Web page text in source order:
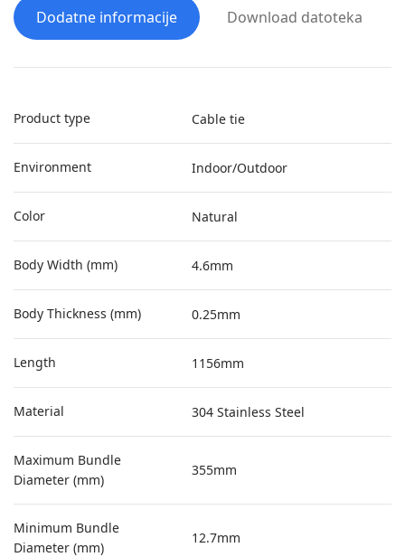
Dodatne informacije Download datoteka
Product type Cable tie
Environment Indoor/Outdoor
Color Natural
Body Width (mm) 4.6mm
Body Thickness (mm) 0.25mm
Length 1156mm
Material 304 Stainless Steel
Maximum Bundle
Diameter (mm)
355mm
Minimum Bundle
Diameter (mm)
12.7mm